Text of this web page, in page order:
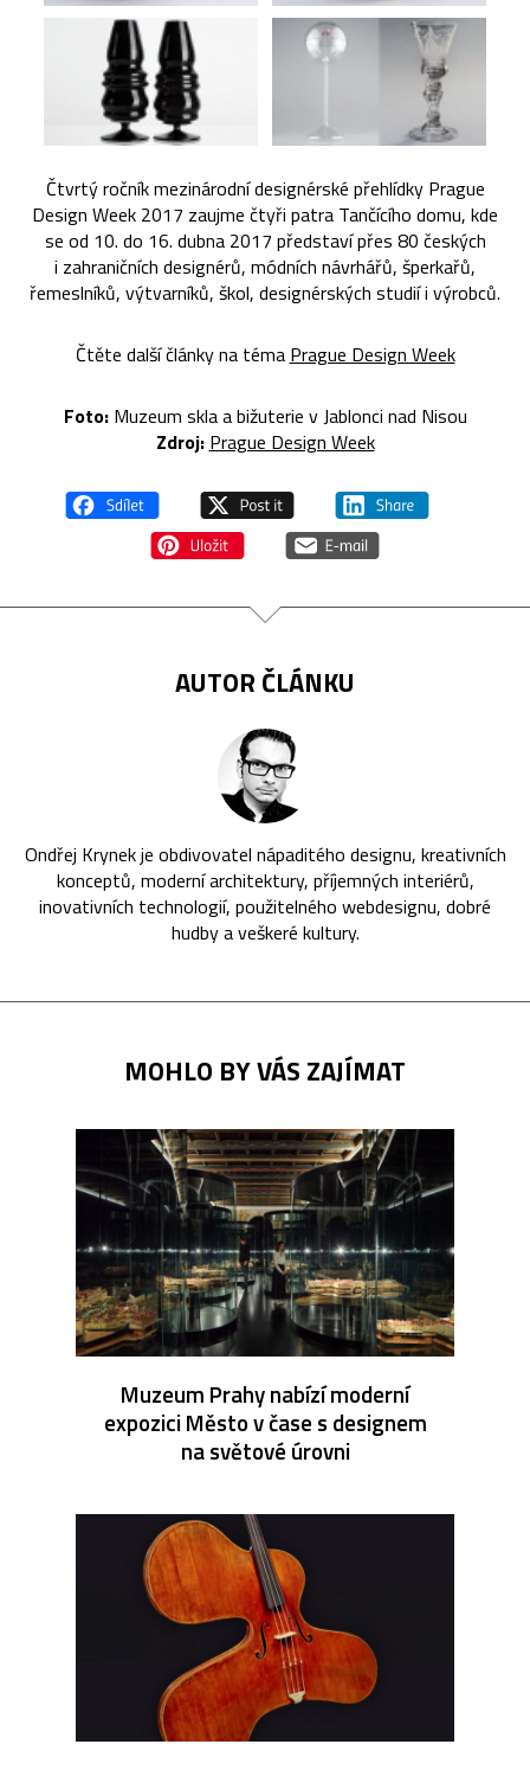
Čtvrtý ročník mezinárodní designérské přehlídky Prague
Design Week 2017 zaujme čtyři patra Tančícího domu, kde
se od 10. do 16. dubna 2017 představí přes 80 českých
i zahraničních designérů, módních návrhářů, šperkařů,
řemeslníků, výtvarníků, škol, designérských studií i výrobců.
Čtěte další články na téma Prague Design Week
Foto:Muzeum skla a bižuterie v Jablonci nad Nisou
Zdroj: Prague Design Week
AUTOR ČLÁNKU
Ondřej Krynek je obdivovatel nápaditého designu, kreativních
konceptů, moderní architektury, příjemných interiérů,
inovativních technologií, použitelného webdesignu, dobré
hudby a veškeré kultury.
MOHLO BY VÁS ZAJÍMAT
Muzeum Prahy nabízí moderní
expozici Město v čase s designem
na světové úrovni